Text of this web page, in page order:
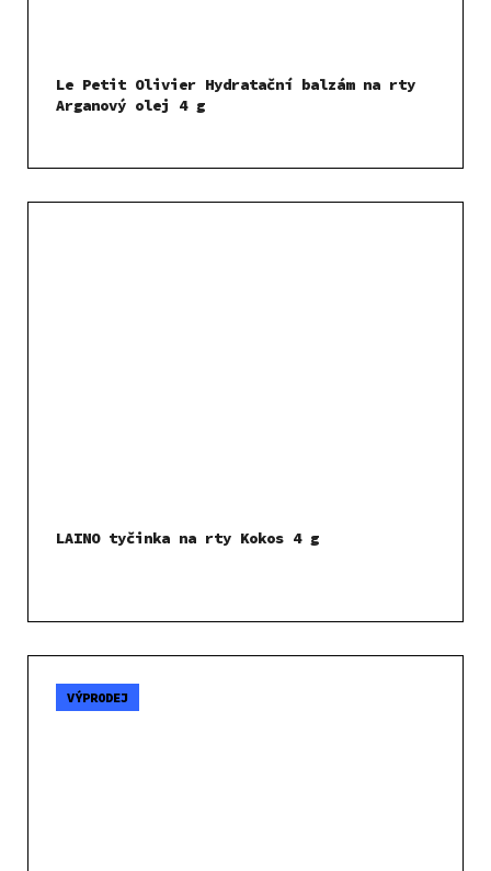
Le Petit Olivier Hydratační balzám na rty
Arganový olej 4 g
LAINO tyčinka na rty Kokos 4 g
VÝPRODEJ